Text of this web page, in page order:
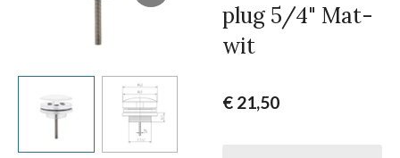
plug 5/4" Mat-
wit
€ 21,50